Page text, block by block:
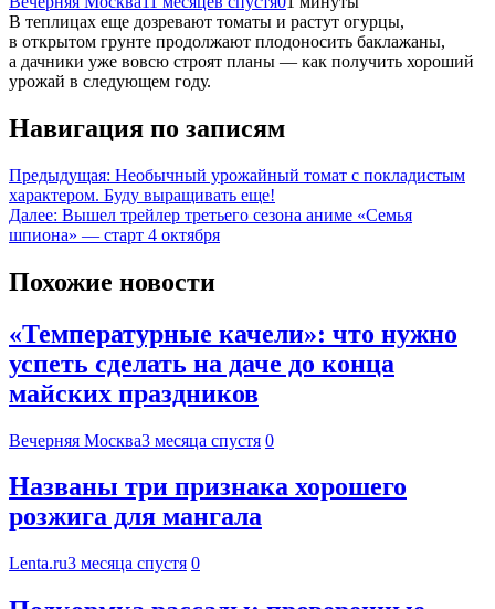
В теплицах еще дозревают томаты и растут огурцы,
в открытом грунте продолжают плодоносить баклажаны,
а дачники уже вовсю строят планы — как получить хороший
урожай в следующем году.
Навигация по записям
Предыдущая: Необычный урожайный томат с покладистым
характером. Буду выращивать еще!
Далее: Вышел трейлер третьего сезона аниме «Семья
шпиона» — старт 4 октября
Похожие новости
«Температурные качели»: что нужно
успеть сделать на даче до конца
майских праздников
Вечерняя Москва3 месяца спустя 0
Названы три признака хорошего
розжига для мангала
Lenta.ru3 месяца спустя 0